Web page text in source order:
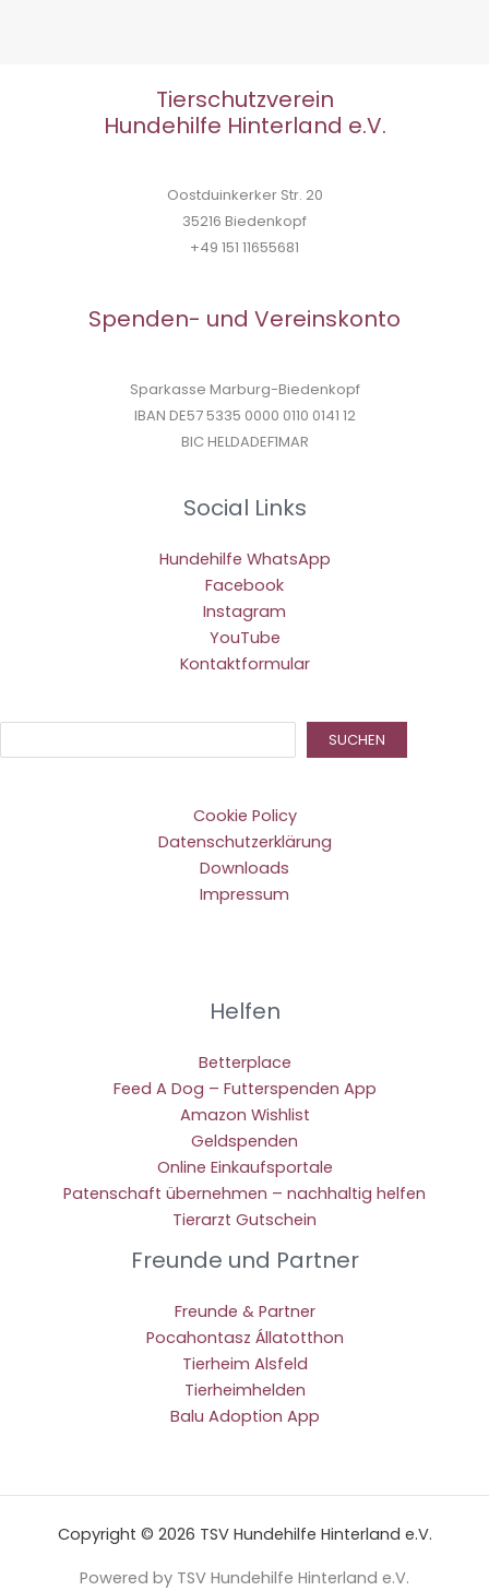
Tierschutzverein
Hundehilfe Hinterland e.V.
Oostduinkerker Str. 20
35216 Biedenkopf
+49 151 11655681
Spenden- und Vereinskonto
Sparkasse Marburg-Biedenkopf
IBAN DE57 5335 0000 0110 0141 12
BIC HELDADEF1MAR
Social Links
Hundehilfe WhatsApp
Facebook
Instagram
YouTube
Kontaktformular
SUCHEN
Cookie Policy
Datenschutzerklärung
Downloads
Impressum
Helfen
Betterplace
Feed A Dog – Futterspenden App
Amazon Wishlist
Geldspenden
Online Einkaufsportale
Patenschaft übernehmen – nachhaltig helfen
Tierarzt Gutschein
Freunde und Partner
Freunde & Partner
Pocahontasz Állatotthon
Tierheim Alsfeld
Tierheimhelden
Balu Adoption App
Copyright © 2026 TSV Hundehilfe Hinterland e.V.
Powered by TSV Hundehilfe Hinterland e.V.